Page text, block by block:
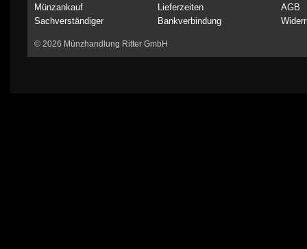
Münzankauf
Sachverständiger
Lieferzeiten
Bankverbindung
AGB
© 2026 Münzhandlung Ritter GmbH